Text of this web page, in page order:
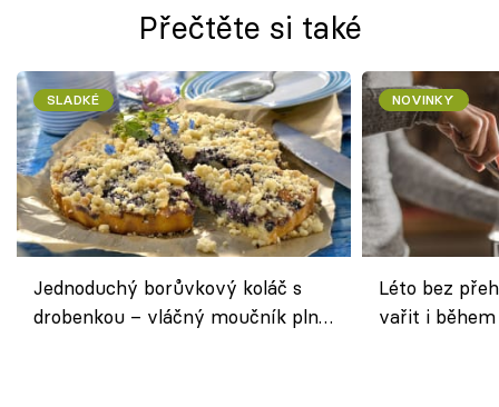
Přečtěte si také
SLADKÉ
Jednoduchý borůvkový koláč s
drobenkou – vláčný moučník plný
NOVINKY
Léto bez
vařit i